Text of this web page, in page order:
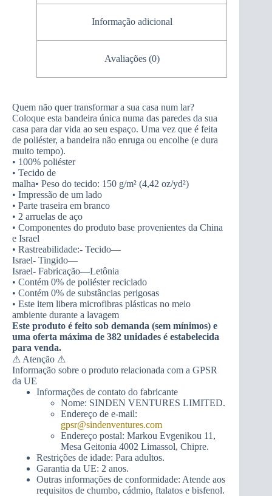
Informação adicional
Avaliações (0)
Quem não quer transformar a sua casa num lar?
Coloque esta bandeira única numa das paredes da sua
casa para dar vida ao seu espaço. Uma vez que é feita
de poliéster, a bandeira não enruga ou encolhe (e dura
muito tempo).
• 100% poliéster
• Tecido de
malha• Peso do tecido: 150 g/m² (4,42 oz/yd²)
• Impressão de um lado
• Parte traseira em branco
• 2 arruelas de aço
• Componentes do produto base provenientes da China
e Israel
• Rastreabilidade:- Tecido—
Israel- Tingido—
Israel- Fabricação—Letônia
• Contém 0% de poliéster reciclado
• Contém 0% de substâncias perigosas
• Este item libera microfibras plásticas no meio
ambiente durante a lavagem
Este produto é feito sob demanda (sem mínimos) e
uma oferta máxima de 382 unidades é estabelecida
para venda.
⚠ Atenção ⚠
Informação sobre o produto relacionada com a GPSR
da UE
Informações de contato do fabricante
Nome: SINDEN VENTURES LIMITED.
Endereço de e-mail:
gpsr@sindenventures.com
Endereço postal: Markou Evgenikou 11,
Mesa Geitonia 4002 Limassol, Chipre.
Restrições de idade: Para adultos.
Garantia da UE: 2 anos.
Outras informações de conformidade: Atende aos
requisitos de chumbo, cádmio, ftalatos e bisfenol.